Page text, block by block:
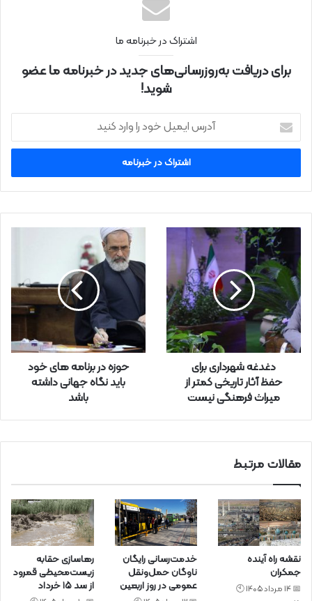
اشتراک در خبرنامه ما
برای دریافت به‌روزرسانی‌های جدید در خبرنامه ما عضو
شوید!
ر
ا
ی
خ
و
د
ر
ا
و
ا
ر
دغدغه شهرداری برای
حفظ آثار تاریخی کمتر از
میراث فرهنگی نیست
حوزه در برنامه های خود
باید نگاه جهانی داشته
باشد
مقالات مرتبط
نقشه راه آینده
جمکران
📅 14 مرداد 1405 🕙
خدمت‌رسانی رایگان
ناوگان حمل‌ونقل
عمومی در روز اربعین
رهاسازی حقابه
زیست‌محیطی قمرود
از سد ۱۵ خرداد